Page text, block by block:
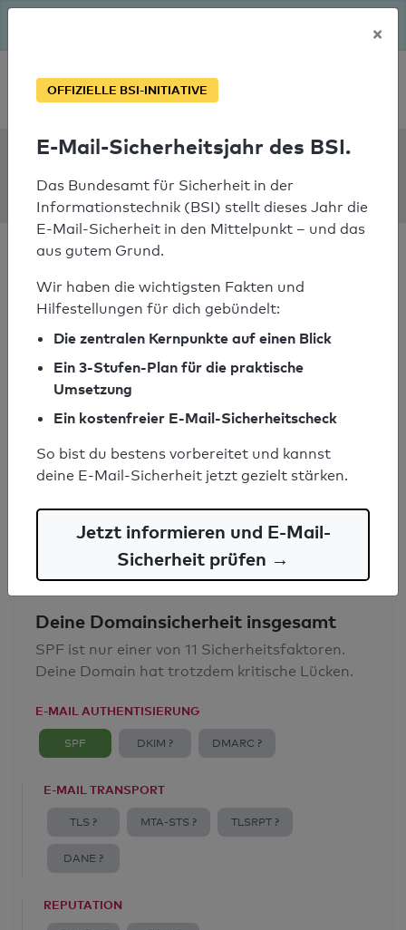
Soforthilfe bei Notfällen
mein.fingerhaus.de
SPF-Check nicht
bestanden
Ihr SPF-Record Prüfergebnis
SPF-Record gefunden
Syntaxprüfung: 1 Fehler
E-Mail-Spoofingschutz: Mangelhaft
Deine Domainsicherheit insgesamt
SPF ist nur einer von 11 Sicherheitsfaktoren.
Deine Domain hat trotzdem kritische Lücken.
E-MAIL AUTHENTISIERUNG
SPF DKIM ? DMARC ?
E-MAIL TRANSPORT
TLS ? MTA-STS ? TLSRPT ?
DANE ?
REPUTATION
×
OFFIZIELLE BSI-INITIATIVE
E-Mail-Sicherheitsjahr des BSI.
Das Bundesamt für Sicherheit in der
Informationstechnik (BSI) stellt dieses Jahr die
E-Mail-Sicherheit in den Mittelpunkt – und das
aus gutem Grund.
Wir haben die wichtigsten Fakten und
Hilfestellungen für dich gebündelt:
Die zentralen Kernpunkte auf einen Blick
Ein 3-Stufen-Plan für die praktische
Umsetzung
Ein kostenfreier E-Mail-Sicherheitscheck
So bist du bestens vorbereitet und kannst
deine E-Mail-Sicherheit jetzt gezielt stärken.
Jetzt informieren und E-Mail-
Sicherheit prüfen →